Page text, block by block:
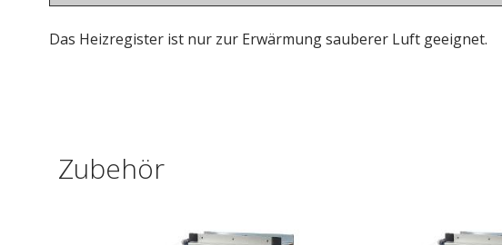
Das Heizregister ist nur zur Erwärmung sauberer Luft geeignet.
Zubehör